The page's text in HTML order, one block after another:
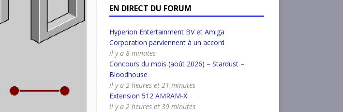
EN DIRECT DU FORUM
Hyperion Entertainment BV et Amiga
Corporation parviennent à un accord
il y a 8 minutes
Concours du mois (août 2026) – Stardust –
Bloodhouse
il y a 2 heures et 21 minutes
Extension 512 AMRAM-X
il y a 2 heures et 39 minutes